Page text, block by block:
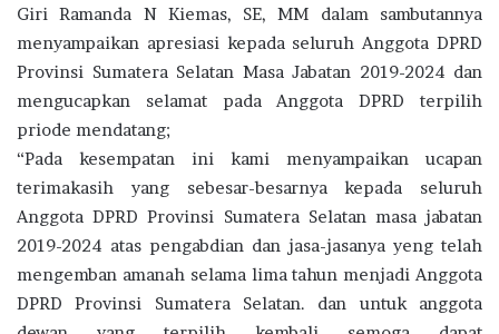
Giri Ramanda N Kiemas, SE, MM dalam sambutannya
menyampaikan apresiasi kepada seluruh Anggota DPRD
Provinsi Sumatera Selatan Masa Jabatan 2019-2024 dan
mengucapkan selamat pada Anggota DPRD terpilih
priode mendatang;
“Pada kesempatan ini kami menyampaikan ucapan
terimakasih yang sebesar-besarnya kepada seluruh
Anggota DPRD Provinsi Sumatera Selatan masa jabatan
2019-2024 atas pengabdian dan jasa-jasanya yeng telah
mengemban amanah selama lima tahun menjadi Anggota
DPRD Provinsi Sumatera Selatan. dan untuk anggota